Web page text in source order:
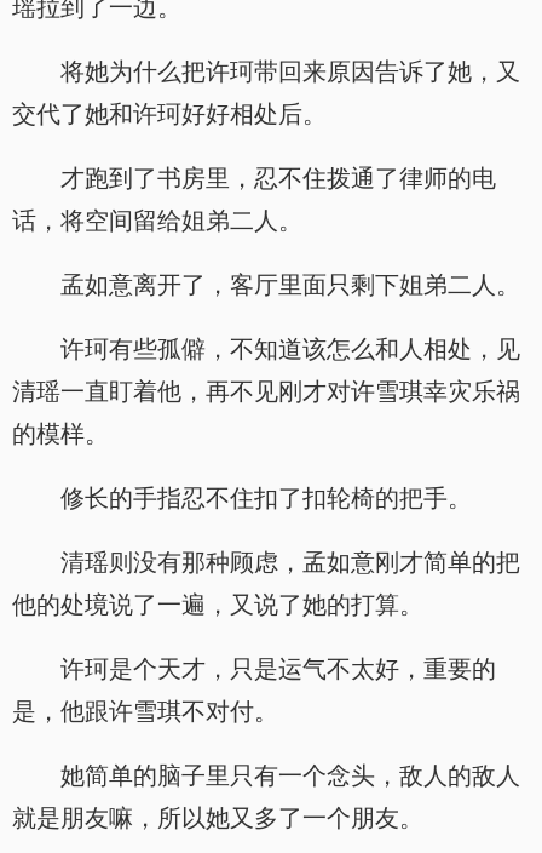
瑶拉到了一边。
将她为什么把许珂带回来原因告诉了她，又
交代了她和许珂好好相处后。
才跑到了书房里，忍不住拨通了律师的电
话，将空间留给姐弟二人。
孟如意离开了，客厅里面只剩下姐弟二人。
许珂有些孤僻，不知道该怎么和人相处，见
清瑶一直盯着他，再不见刚才对许雪琪幸灾乐祸
的模样。
修长的手指忍不住扣了扣轮椅的把手。
清瑶则没有那种顾虑，孟如意刚才简单的把
他的处境说了一遍，又说了她的打算。
许珂是个天才，只是运气不太好，重要的
是，他跟许雪琪不对付。
她简单的脑子里只有一个念头，敌人的敌人
就是朋友嘛，所以她又多了一个朋友。